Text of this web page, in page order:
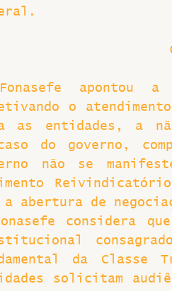
apontou a
o
as entidades, a
do governo,
não se
abertura de
considera
da Classe
solicitam